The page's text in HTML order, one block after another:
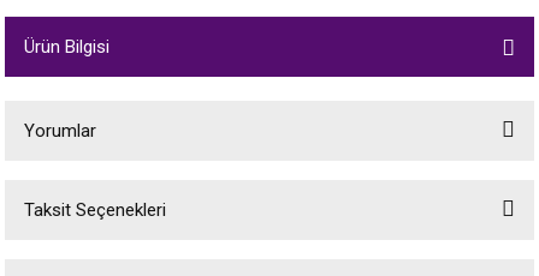
Ürün Bilgisi
Yorumlar
Taksit Seçenekleri